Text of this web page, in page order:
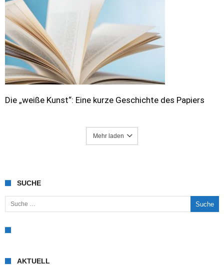
Die „weiße Kunst“: Eine kurze Geschichte des Papiers
Mehr laden
SUCHE
Suche nach:
AKTUELL